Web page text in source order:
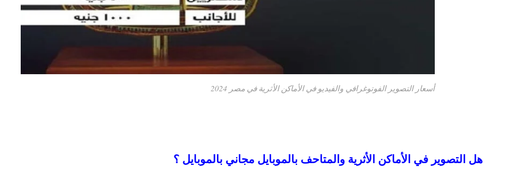
أسعار التصوير الفوتوغرافي والفيديو في الأماكن الأثرية في مصر 2024
هل التصوير في الأماكن الأثرية والمتاحف بالموبايل مجاني بالموبايل ؟